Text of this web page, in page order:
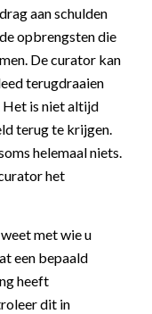
aan schulden
opbrengsten die
De curator kan
terugdraaien
Het is niet altijd
terug te krijgen.
helemaal niets.
het
met wie u
een bepaald
heeft
dit in